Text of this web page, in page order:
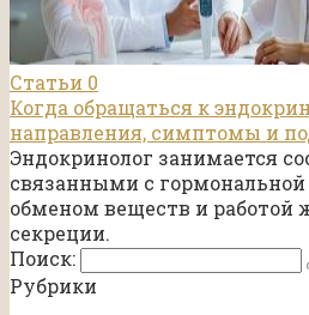
Статьи 0
Когда обращаться к
направления, симптомы и
Эндокринолог занимается
связанными с гормональной
обменом веществ и работой
секреции.
Поиск:
Рубрики